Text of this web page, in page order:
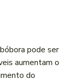
pode ser
aumentam o
do